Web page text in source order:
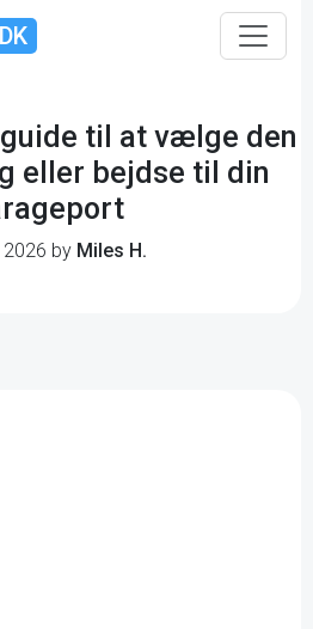
til at vælge den
eller bejdse til din
2026 by Miles H.